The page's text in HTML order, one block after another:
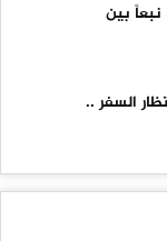
وادي العيون .. حكاية الـ 360 نبعاً بين
السفر ..